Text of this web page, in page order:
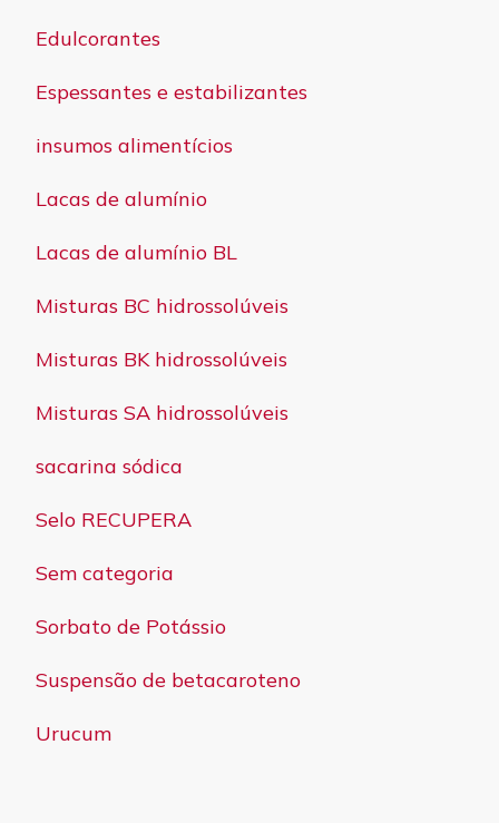
Edulcorantes
Espessantes e estabilizantes
insumos alimentícios
Lacas de alumínio
Lacas de alumínio BL
Misturas BC hidrossolúveis
Misturas BK hidrossolúveis
Misturas SA hidrossolúveis
sacarina sódica
Selo RECUPERA
Sem categoria
Sorbato de Potássio
Suspensão de betacaroteno
Urucum